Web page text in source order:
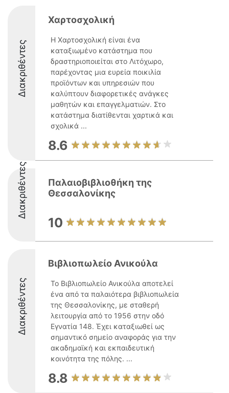
Διακριθέντες
Χαρτοσχολική
Η Χαρτοσχολική είναι ένα
καταξιωμένο κατάστημα που
δραστηριοποιείται στο Λιτόχωρο,
παρέχοντας μια ευρεία ποικιλία
προϊόντων και υπηρεσιών που
καλύπτουν διαφορετικές ανάγκες
μαθητών και επαγγελματιών. Στο
κατάστημα διατίθενται χαρτικά και
σχολικά ...
8.6
Διακριθέντες
Παλαιοβιβλιοθήκη της
Θεσσαλονίκης
10
Διακριθέντες
Βιβλιοπωλείο Ανικούλα
Το Βιβλιοπωλείο Ανικούλα αποτελεί
ένα από τα παλαιότερα βιβλιοπωλεία
της Θεσσαλονίκης, με σταθερή
λειτουργία από το 1956 στην οδό
Εγνατία 148. Έχει καταξιωθεί ως
σημαντικό σημείο αναφοράς για την
ακαδημαϊκή και εκπαιδευτική
κοινότητα της πόλης. ...
8.8